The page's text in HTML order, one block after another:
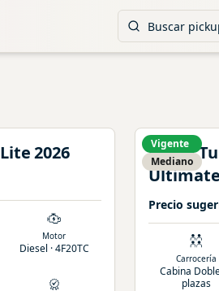
2026
Motor
Diesel · 4F20TC
Vigente
Mediano
Foton
Ultimate
Precio
Carrocería
Cabina
plazas